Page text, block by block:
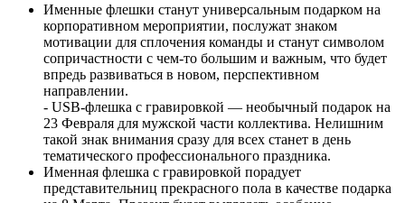
Именные флешки станут универсальным подарком на
корпоративном мероприятии, послужат знаком
мотивации для сплочения команды и станут символом
сопричастности с чем-то большим и важным, что будет
впредь развиваться в новом, перспективном
направлении.
- USB-флешка с гравировкой — необычный подарок на
23 Февраля для мужской части коллектива. Нелишним
такой знак внимания сразу для всех станет в день
тематического профессионального праздника.
Именная флешка с гравировкой порадует
представительниц прекрасного пола в качестве подарка